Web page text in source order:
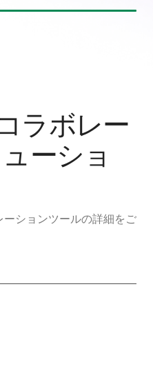
ラボレー
ーショ
ションツールの詳細をご